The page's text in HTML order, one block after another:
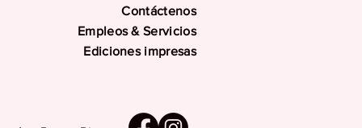
Contáctenos
Empleos & Servicios
Ediciones impresas